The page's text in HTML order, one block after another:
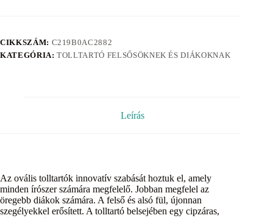
CIKKSZÁM: C219B0AC2882
KATEGÓRIA:TOLLTARTÓ FELSŐSÖKNEK ÉS DIÁKOKNAK
Leírás
Az ovális tolltartók innovatív szabását hoztuk el, amely
minden írószer számára megfelelő. Jobban megfelel az
öregebb diákok számára. A felső és alsó fül, újonnan
szegélyekkel erősített. A tolltartó belsejében egy cipzáras,